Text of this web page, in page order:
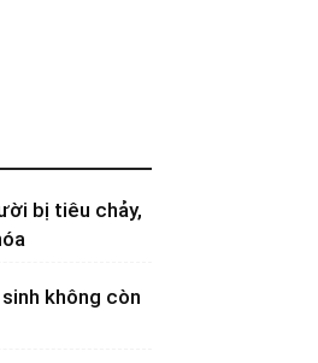
bị tiêu chảy,
không còn